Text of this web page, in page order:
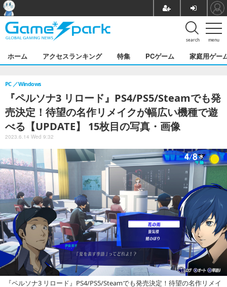
menu
search
ホーム アクセスランキング 特集 PCゲーム 家庭用ゲー
『ペルソナ3 リロード』PS4/PS5/Steamでも発
売決定！待望の名作リメイクが幅広い機種で遊
べる【UPDATE】 15枚目の写真・画像
PC Windows
2023.6.14 Wed 9:32
『ペルソナ3 リロード』PS4/PS5/Steamでも発売決定！待望の名作リメイ